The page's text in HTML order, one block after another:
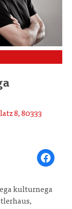
8, 80333
Share on
kulturnega